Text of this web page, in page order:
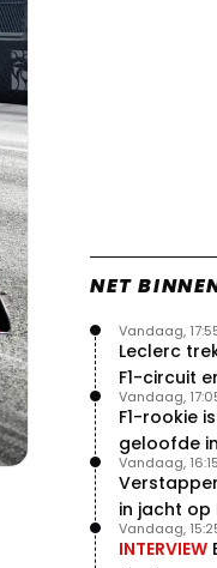
NET
Leclerc
F1-circuit
Vandaag,
F1-rookie
geloofde
Vandaag,
in jacht op
Vandaag, 16:15
INTERVIEW
Vandaag,